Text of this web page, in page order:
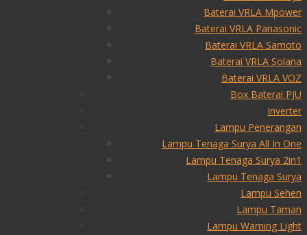
Baterai VRLA Mpower
Baterai VRLA Panasonic
Baterai VRLA Samoto
Baterai VRLA Solana
Baterai VRLA VOZ
Box Baterai PJU
Inverter
Lampu Penerangan
Lampu Tenaga Surya All In One
Lampu Tenaga Surya 2in1
Lampu Tenaga Surya
Lampu Sehen
Lampu Taman
Lampu Warning Light